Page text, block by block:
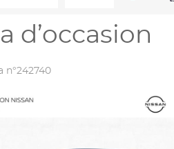
d’occasion
n°242740